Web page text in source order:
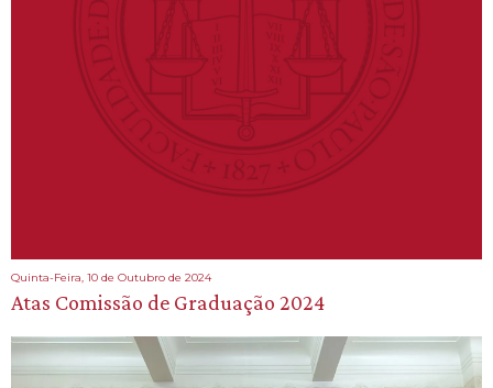
Quinta-Feira, 10 de Outubro de 2024
Atas Comissão de Graduação 2024